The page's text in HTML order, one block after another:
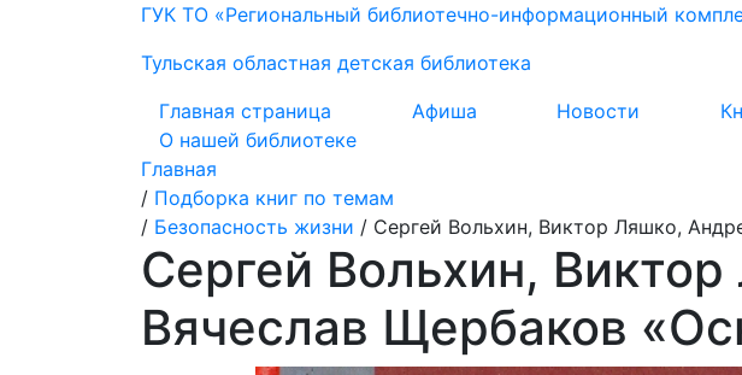
ГУК ТО «Региональный библиотечно-информационный
Тульская областная детская библиотека
Главная страница Афиша Новости
О нашей библиотеке
Главная
/ Подборка книг по темам
/ Безопасность жизни / Сергей Вольхин, Виктор Ляшко,
Сергей Вольхин,
Вячеслав Щербаков